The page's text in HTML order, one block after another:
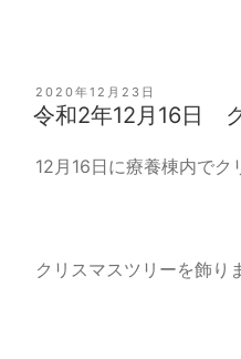
投
稿
日:
2020年12月23日
令和2年12月16日
12月16日に療養棟内でク
クリスマスツリーを飾り